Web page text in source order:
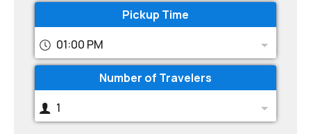
Pickup Time
01:00 PM
Number of Travelers
1